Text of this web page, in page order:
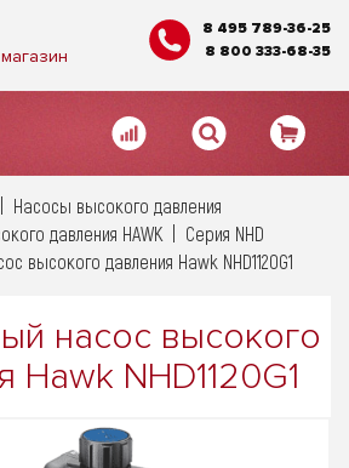
8 495 789-36-25
8 800 333-68-35
Насосы высокого давления
давления HAWK
Серия NHD
высокого давления Hawk NHD1120G1
насос высокого
Hawk NHD1120G1